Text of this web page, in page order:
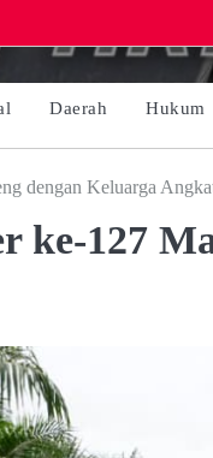
Daerah Hukum
dengan Keluarga
ke-127